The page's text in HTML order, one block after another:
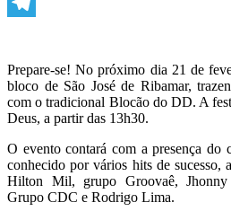
Prepare-se! No próximo dia 21 de
bloco de São José de Ribamar,
com o tradicional Blocão do DD. A
Deus, a partir das 13h30.
O evento contará com a presença do
conhecido por vários hits de sucesso,
Hilton Mil, grupo Groovaê,
Grupo CDC e Rodrigo Lima.